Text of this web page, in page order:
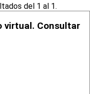
del 1 al 1.
virtual. Consultar